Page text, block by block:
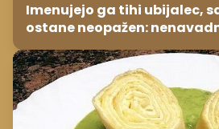
Imenujejo ga tihi ubijalec,
ostane neopažen:
visokega holesterola